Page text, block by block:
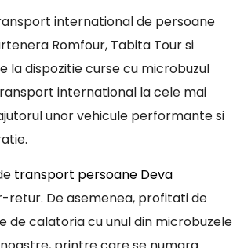
international de persoane
Romfour, Tabita Tour si
la dispozitie curse cu microbuzul
international la cele mai
unor vehicule performante si
transport persoane Deva
retur. De asemenea, profitati de
de calatoria cu unul din microbuzele